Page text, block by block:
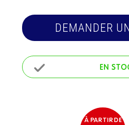
DEMANDER
EN
À PARTIR DE